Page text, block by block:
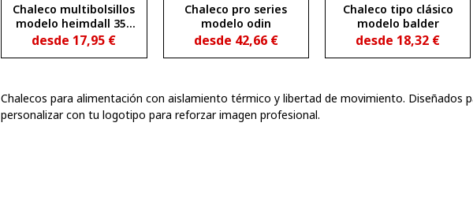
Chaleco multibolsillos
modelo heimdall 350
gr
desde 17,95 €
Chaleco pro series
modelo odin
desde 42,66 €
Chaleco tipo clásico
modelo balder
desde 18,32 €
Chalecos para alimentación con aislamiento térmico y libertad de movimiento. Diseñados
personalizar con tu logotipo para reforzar imagen profesional.